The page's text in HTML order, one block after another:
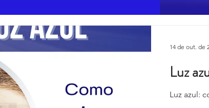
Luz
Luz azul:
14 de out. de